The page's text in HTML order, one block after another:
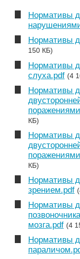
Нормативы
Нормативы
150 КБ)
Нормативы
слуха.pdf (4
Нормативы
КБ)
Нормативы
КБ)
Нормативы
зрением.pdf
Нормативы
мозга.pdf (4
Нормативы